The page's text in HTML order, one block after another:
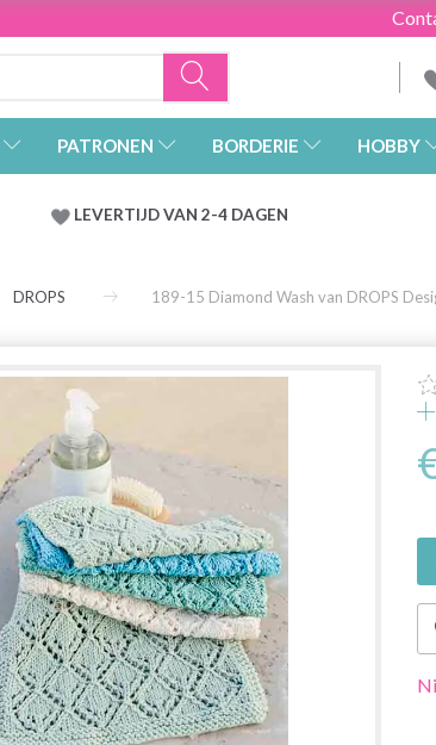
PATRONEN BORDERIE HOBBY
LEVERTIJD VAN 2-4 DAGEN
DROPS 189-15 Diamond Wash van DROPS